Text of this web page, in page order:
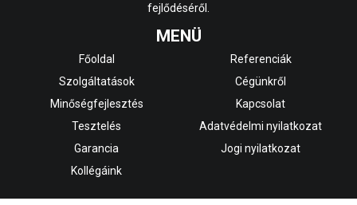
fejlődéséről.
MENÜ
Főoldal
Szolgáltatások
Minőségfejlesztés
Tesztelés
Garancia
Kollégáink
Referenciák
Cégünkről
Kapcsolat
Adatvédelmi nyilatkozat
Jogi nyilatkozat